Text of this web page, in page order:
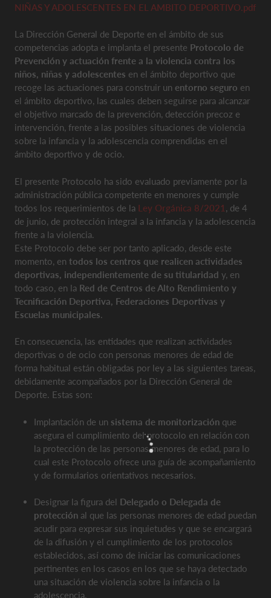
NIÑAS Y ADOLESCENTES EN EL AMBITO DEPORTIVO.pdf
La Dirección General de Deporte en el ámbito de sus
competencias adopta e implanta el presente Protocolo de
Prevención y actuación frente a la violencia contra los
niños, niñas y adolescentes en el ámbito deportivo que
recoge las actuaciones para construir un entorno seguro en
el ámbito deportivo, las cuales deben seguirse para alcanzar
el objetivo marcado de la prevención, detección precoz e
intervención, frente a las posibles situaciones de violencia
sobre la infancia y la adolescencia comprendidas en el
ámbito deportivo y de ocio.
El presente Protocolo ha sido evaluado previamente por la
administración pública competente en menores y cumple
todos los requerimientos de la Ley Orgánica 8/2021
, de 4
de junio, de protección integral a la infancia y la adolescencia
frente a la violencia.
Este Protocolo debe ser por tanto aplicado, desde este
momento, en todos los centros que realicen actividades
deportivas, independientemente de su titularidad y, en
todo caso, en la Red de Centros de Alto Rendimiento y
Tecnificación Deportiva, Federaciones Deportivas y
Escuelas municipales
En consecuencia, las entidades que realizan actividades
deportivas o de ocio con personas menores de edad de
forma habitual están obligadas por ley a las siguientes tareas,
debidamente acompañados por la Dirección General de
Deporte. Estas son:
Implantación de un sistema de monitorización que
asegura el cumplimiento del protocolo en relación con
la protección de las personas menores de edad, para lo
cual este Protocolo ofrece una guía de acompañamiento
y de formularios orientativos necesarios.
Designar la figura del Delegado o Delegada de
protección al que las personas menores de edad puedan
acudir para expresar sus inquietudes y que se encargará
de la difusión y el cumplimiento de los protocolos
establecidos, así como de iniciar las comunicaciones
pertinentes en los casos en los que se haya detectado
una situación de violencia sobre la infancia o la
adolescencia.